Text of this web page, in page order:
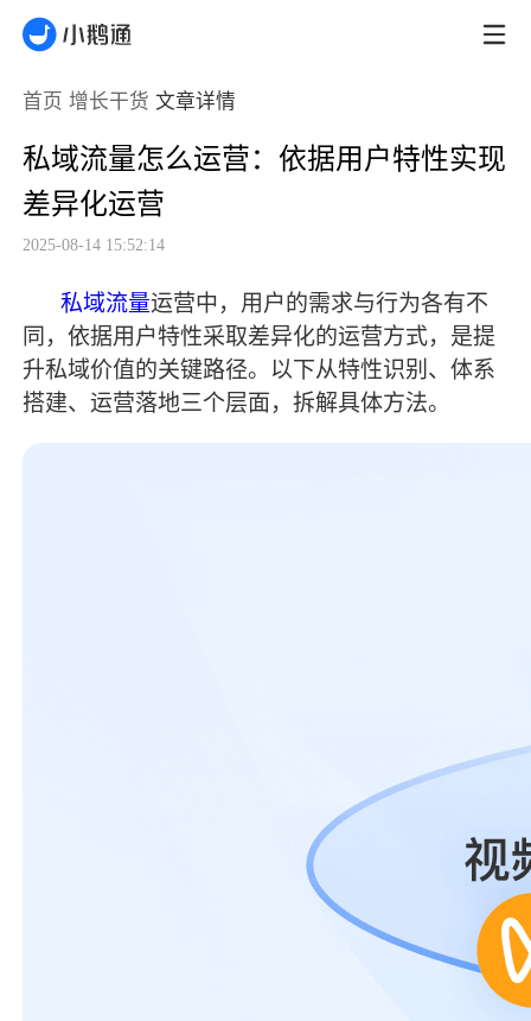
首页 增长干货 文章详情
私域流量怎么运营：依据用户特性实现
差异化运营
2025-08-14 15:52:14
私域流量运营中，用户的需求与行为各有不
同，依据用户特性采取差异化的运营方式，是提
升私域价值的关键路径。以下从特性识别、体系
搭建、运营落地三个层面，拆解具体方法。